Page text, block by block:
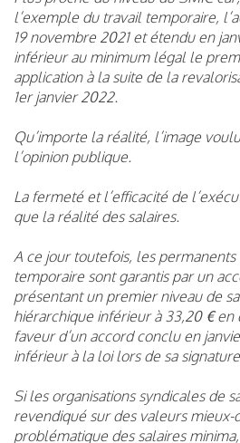
l’exemple du travail temporaire,
19 novembre 2021 et étendu en
inférieur au minimum légal le
application à la suite de la
1er janvier 2022.
Qu’importe la réalité, l’image
l’opinion publique.
La fermeté et l’efficacité de
que la réalité des salaires.
A ce jour toutefois, les
temporaire sont garantis par un
présentant un premier niveau de
hiérarchique inférieur à 33,20 € en
faveur d’un accord conclu en
inférieur à la loi lors de sa
Si les organisations syndicales de
revendiqué sur des valeurs mieux-
problématique des salaires